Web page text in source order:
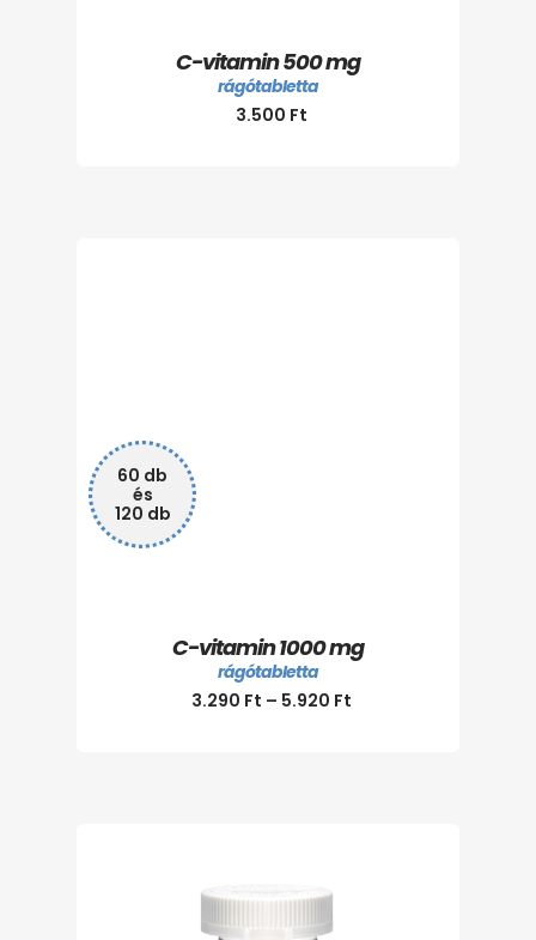
C-vitamin 500 mg
rágótabletta
3.500 Ft
C-vitamin 1000 mg
rágótabletta
3.290 Ft – 5.920 Ft
60 db
és
120 db